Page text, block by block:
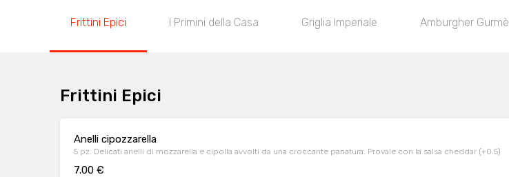
Frittini Epici I Primini della Casa Griglia Imperiale Amburgher Gurmè
Frittini Epici
Anelli cipozzarella
5 pz. Delicati anelli di mozzarella e cipolla avvolti da una croccante panatura. Provale con la salsa cheddar (+0.5)
7.00 €